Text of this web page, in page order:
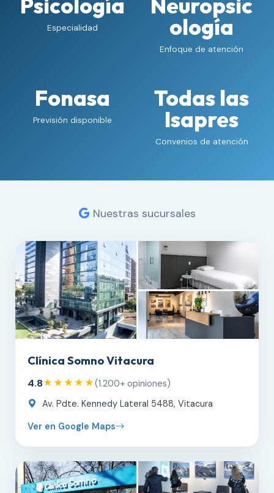
Psicología
Especialidad
Neuropsic
ología
Enfoque de atención
Fonasa
Previsión disponible
Todas las
Isapres
Convenios de atención
Nuestras sucursales
Clínica Somno Vitacura
4.8★★★★★(1.200+ opiniones)
Av. Pdte. Kennedy Lateral 5488, Vitacura
Ver en Google Maps